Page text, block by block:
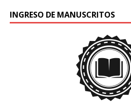
INGRESO DE MANUSCRITOS